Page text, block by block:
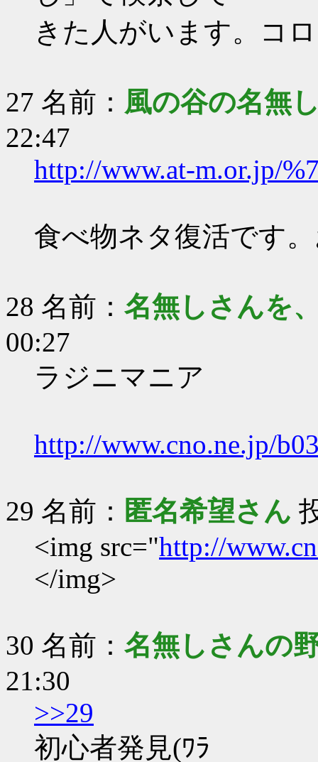
きた人がいます。コ
27 名前： 風の谷の名無
22:47
http://www.at-m.or.jp/
食べ物ネタ復活です
28 名前： 名無しさんを
00:27
ラジニマニア
http://www.cno.ne.jp/
29 名前： 匿名希望さん
<img src="http://
</img>
30 名前： 名無しさんの
21:30
>>29
初心者発見(ﾜﾗ